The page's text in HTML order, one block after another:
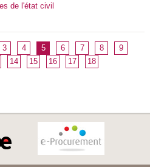
de l'état civil
3 4 5 6 7 8
9
14 15 16 17 18